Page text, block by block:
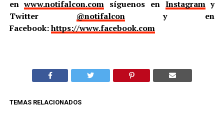
enwww.notifalcon.com síguenos en Instagramy
Twitter @notifalcony en
Facebook:https://www.facebook.com
TEMAS RELACIONADOS